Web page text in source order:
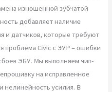
изношенной зубчатой
добавляет наличие
и датчиков, которые требуют
проблема Civic с ЭУР – ошибки
ЭБУ. Мы выполняем чип-
на исправленное
нелинейность усилия. В